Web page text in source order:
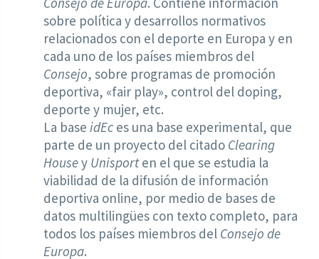
sobre política y desarrollos normativos
relacionados con el deporte en Europa y en
cada uno de los países miembros del
Consejo, sobre programas de promoción
deportiva, «fair play», control del doping,
deporte y mujer, etc.
La base idEc es una base experimental, que
parte de un proyecto del citado Clearing
Housey Unisporten el que se estudia la
viabilidad de la difusión de información
deportiva online, por medio de bases de
datos multilingües con texto completo, para
todos los países miembros del Consejo de
Europa.